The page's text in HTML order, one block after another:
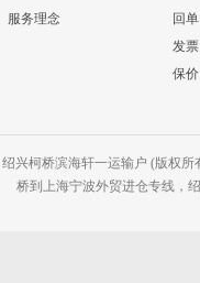
服务理念
回单
发票
保价
绍兴柯桥滨海轩一运输户 (版权所
桥到上海宁波外贸进仓专线，